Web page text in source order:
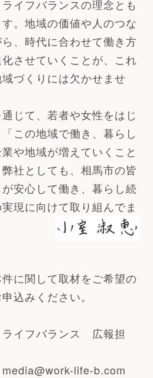
イフバランスの理念とも
。地域の価値や人のつな
、時代に合わせて働き方
させていくことが、これ
づくりには欠かせませ
じて、若者や女性をはじ
この地域で働き、暮らし
や地域が増えていくこと
社としても、相馬市の皆
安心して働き、暮らし続
現に向けて取り組んでま
に関して取材をご希望の
込みください。
イフバランス 広報担
life-b.com